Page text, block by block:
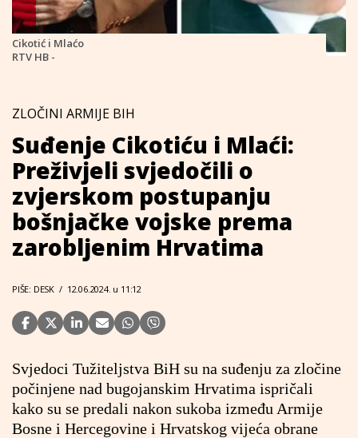
Cikotić i Mlaćo
RTV HB -
ZLOČINI ARMIJE BIH
Suđenje Cikotiću i Mlaći:
Preživjeli svjedočili o
zvjerskom postupanju
bošnjačke vojske prema
zarobljenim Hrvatima
PIŠE: DESK / 12.06.2024. u 11:12
Svjedoci Tužiteljstva BiH su na suđenju za zločine
počinjene nad bugojanskim Hrvatima ispričali
kako su se predali nakon sukoba između Armije
Bosne i Hercegovine i Hrvatskog vijeća obrane